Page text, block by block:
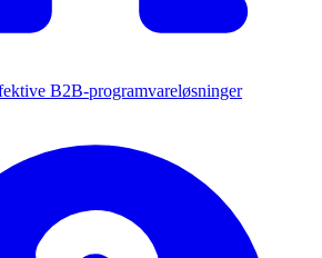
B2B-programvareløsninger